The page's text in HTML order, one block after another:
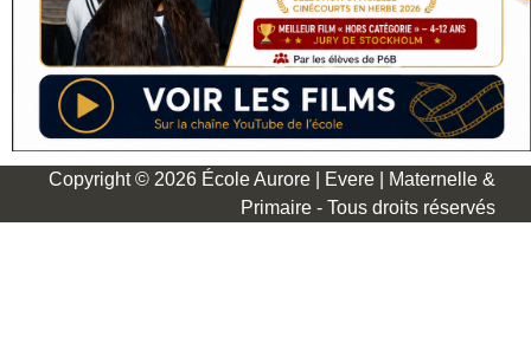
Copyright © 2026 École Aurore | Evere | Maternelle &
Primaire - Tous droits réservés